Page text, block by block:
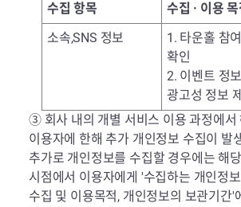
수집 항목
수집 · 이용 목
소속,SNS 정보
1. 타운홀 참
확인
2. 이벤트 정
광고성 정보
③ 회사 내의 개별 서비스 이용 과정에서
이용자에 한해 추가 개인정보 수집이 발
추가로 개인정보를 수집할 경우에는 해
시점에서 이용자에게 '수집하는 개인정
수집 및 이용목적, 개인정보의 보관기간'